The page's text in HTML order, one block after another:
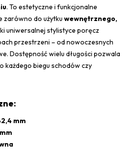
. To estetyczne i funkcjonalne
zarówno do użytku wewnętrznego,
uniwersalnej stylistyce poręcz
przestrzeni – od nowoczesnych
Dostępność wielu długości pozwala
każdego biegu schodów czy
mm